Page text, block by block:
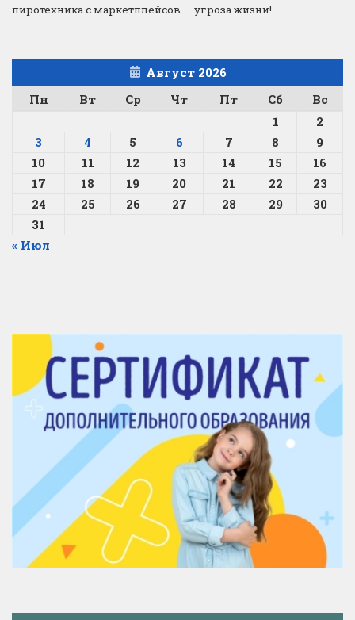
пиротехника с маркетплейсов — угроза жизни!
Август 2026
Пн
Вт Ср Чт Пт Сб
Вс
1
2
3
4 5 6 7 8
9
10
11 12 13 14 15
16
17
18 19 20 21 22
23
24
25 26 27 28 29
30
31
« Июл